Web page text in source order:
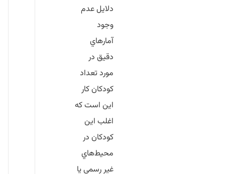
دلايل عدم
وجود
آمارهاي
دقيق در
مورد تعداد
كودكان كار
اين است كه
اغلب اين
كودكان در
محيط‌هاي
غير رسمي يا